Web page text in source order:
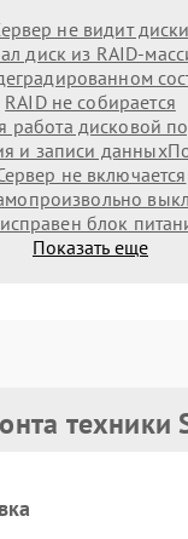
не видит диски
диск из RAID-
RAID не собирается
работа дисковой
и записи данных
не включается
блок
Показать еще
техники